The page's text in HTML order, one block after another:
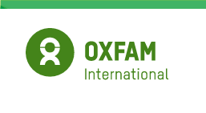
Pasar
contenido
principal